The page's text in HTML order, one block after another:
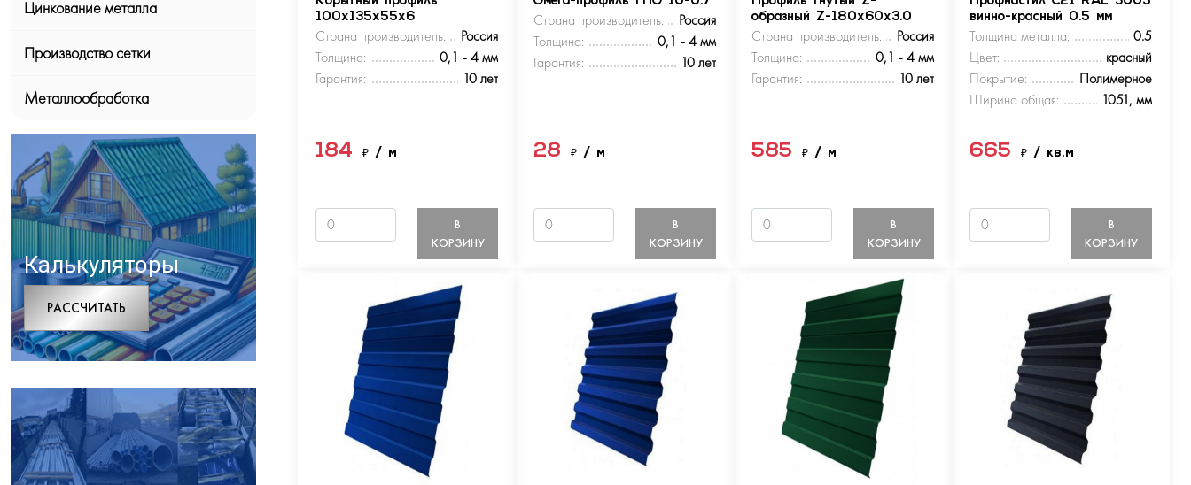
Цинкование металла
Производство сетки
Металлообработка
Калькуляторы
РАCСЧИТАТЬ
100х135х55х6
Страна производитель:
Россия
Толщина:
0,1 - 4 мм
Гарантия:
10 лет
184₽/ м
В
КОРЗИНУ
Страна производитель:
Россия
Толщина:
0,1 - 4 мм
Гарантия:
10 лет
28₽/ м
В
КОРЗИНУ
образный Z-180х60х3.0
Страна производитель:
Россия
Толщина:
0,1 - 4 мм
Гарантия:
10 лет
585₽/ м
В
КОРЗИНУ
винно-красный 0.5 мм
Толщина металла:
0.5
Цвет:
красный
Покрытие:
Полимерное
Ширина общая:
1051, мм
665 ₽ / кв.м
В
КОРЗИНУ